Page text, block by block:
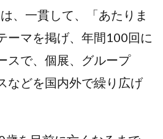
、一貫して、「あたりま
ーマを掲げ、年間100回に
スで、個展、グループ
などを国内外で繰り広げ